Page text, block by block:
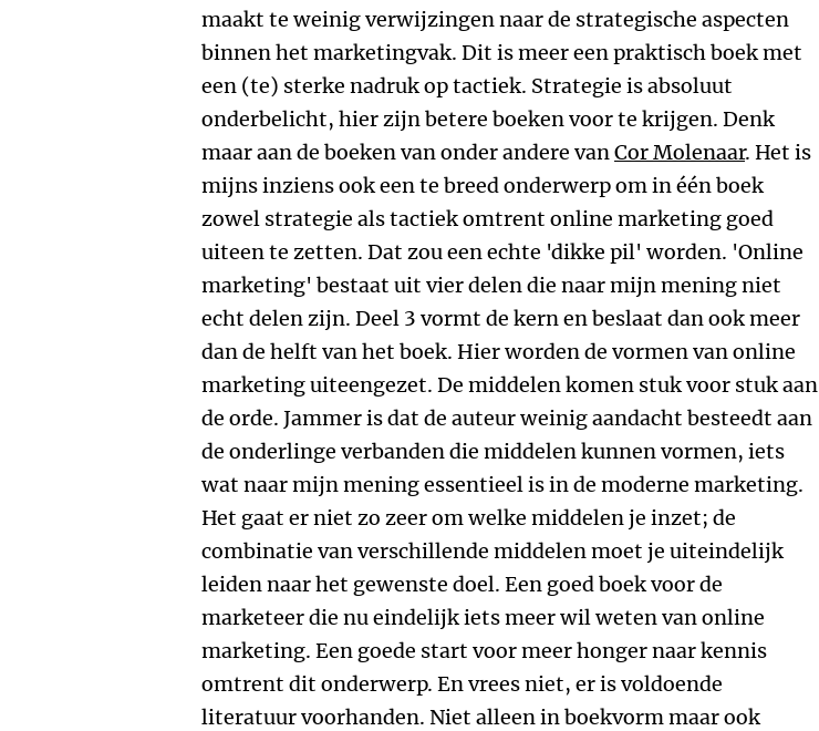
maakt te weinig verwijzingen naar de strategische aspecten
binnen het marketingvak. Dit is meer een praktisch boek met
een (te) sterke nadruk op tactiek. Strategie is absoluut
onderbelicht, hier zijn betere boeken voor te krijgen. Denk
maar aan de boeken van onder andere vanCor Molenaar. Het is
mijns inziens ook een te breed onderwerp om in één boek
zowel strategie als tactiek omtrent online marketing goed
uiteen te zetten. Dat zou een echte 'dikke pil' worden. 'Online
marketing' bestaat uit vier delen die naar mijn mening niet
echt delen zijn. Deel 3 vormt de kern en beslaat dan ook meer
dan de helft van het boek. Hier worden de vormen van online
marketing uiteengezet. De middelen komen stuk voor stuk aan
de orde. Jammer is dat de auteur weinig aandacht besteedt aan
de onderlinge verbanden die middelen kunnen vormen, iets
wat naar mijn mening essentieel is in de moderne marketing.
Het gaat er niet zo zeer om welke middelen je inzet; de
combinatie van verschillende middelen moet je uiteindelijk
leiden naar het gewenste doel. Een goed boek voor de
marketeer die nu eindelijk iets meer wil weten van online
marketing. Een goede start voor meer honger naar kennis
omtrent dit onderwerp. En vrees niet, er is voldoende
literatuur voorhanden. Niet alleen in boekvorm maar ook